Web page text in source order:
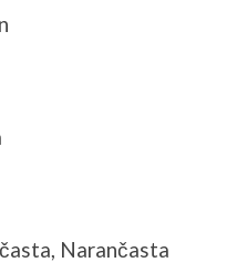
Narančasta